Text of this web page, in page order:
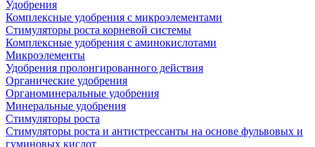
Удобрения
Комплексные удобрения с микроэлементами
Стимуляторы роста корневой системы
Комплексные удобрения с аминокислотами
Микроэлементы
Удобрения пролонгированного действия
Органические удобрения
Органоминеральные удобрения
Минеральные удобрения
Стимуляторы роста
Стимуляторы роста и антистрессанты на основе фульвовых и
гуминовых кислот